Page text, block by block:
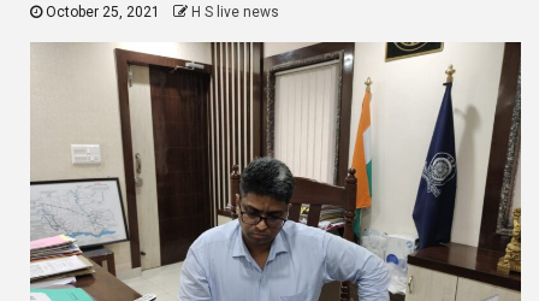
October 25, 2021 H S live news